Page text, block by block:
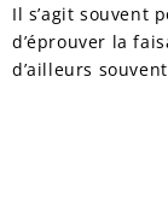
Il s’agit souvent
d’éprouver la
d’ailleurs